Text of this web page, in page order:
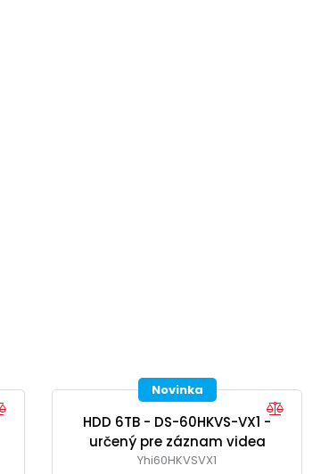
Novinka
HDD 6TB - DS-60HKVS-VX1 -
určený pre záznam videa
Yhi60HKVSVX1